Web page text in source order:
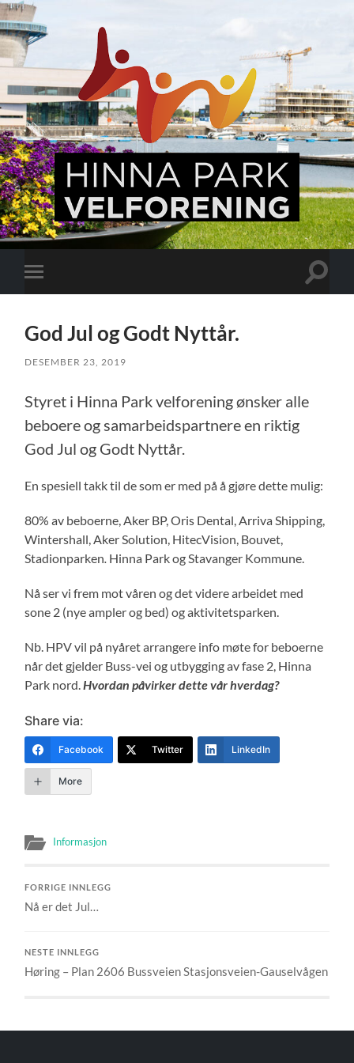
Hinna
Park,
en
Veksle
mobilmeny
Veksle
God Jul og Godt Nyttår.
DESEMBER 23, 2019
Styret i Hinna Park velforening ønsker alle
beboere og samarbeidspartnere en riktig
God Jul og Godt Nyttår.
En spesiell takk til de som er med på å gjøre dette mulig:
80% av beboerne, Aker BP, Oris Dental, Arriva Shipping,
Wintershall, Aker Solution, HitecVision, Bouvet,
Stadionparken Hinna Park og Stavanger Kommune.
Nå ser vi frem mot våren og det videre arbeidet med
sone 2 (nye ampler og bed) og aktivitetsparken.
Nb. HPV vil på nyåret arrangere info møte for beboerne
når det gjelder Buss-vei og utbygging av fase 2, Hinna
Park nord. Hvordan påvirker dette vår hverdag?
Share via:
Facebook Twitter LinkedIn
More
Informasjon
FORRIGE INNLEGG
Nå er det Jul…
NESTE INNLEGG
Høring – Plan 2606 Bussveien Stasjonsveien-Gauselvågen